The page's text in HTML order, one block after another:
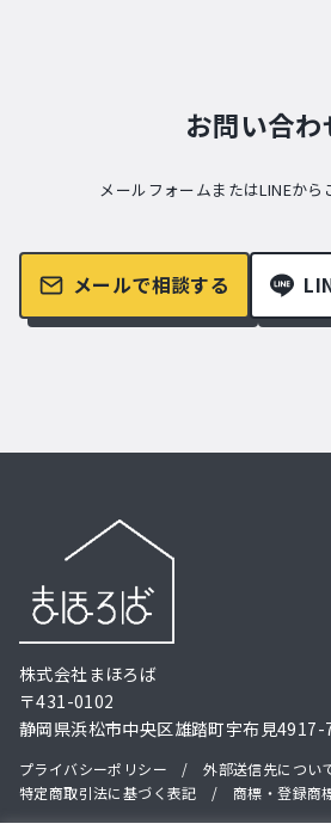
お問い合わ
メールフォームまたはLINEから
メールで相談する
株式会社まほろば
〒431-0102
静岡県浜松市中央区雄踏町宇布見4917-
プライバシーポリシー /外部送信先につい
特定商取引法に基づく表記 /商標・登録商